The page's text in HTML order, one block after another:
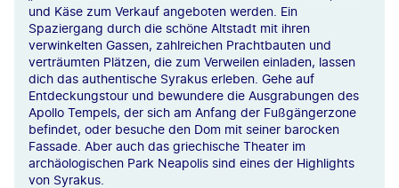
und Käse zum Verkauf angeboten werden. Ein
Spaziergang durch die schöne Altstadt mit ihren
verwinkelten Gassen, zahlreichen Prachtbauten und
verträumten Plätzen, die zum Verweilen einladen, lassen
dich das authentische Syrakus erleben. Gehe auf
Entdeckungstour und bewundere die Ausgrabungen des
Apollo Tempels, der sich am Anfang der Fußgängerzone
befindet, oder besuche den Dom mit seiner barocken
Fassade. Aber auch das griechische Theater im
archäologischen Park Neapolis sind eines der Highlights
von Syrakus.